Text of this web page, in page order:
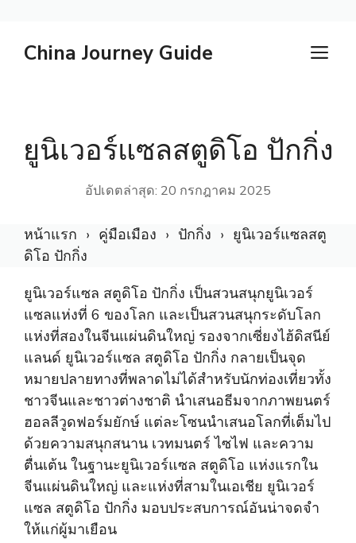
China Journey Guide เ
ยูนิเวอร์แซลสตูดิโอ ปักกิ่ง
อัปเดตล่าสุด: 20 กรกฎาคม 2025
หน้าแรก คู่มือเมือง ปักกิ่ง
ยูนิเวอร์แซลสตู
ดิโอ ปักกิ่ง
ยูนิเวอร์แซล สตูดิโอ ปักกิ่ง เป็นสวนสนุกยูนิเวอร์
แซลแห่งที่ 6 ของโลก และเป็นสวนสนุกระดับโลก
แห่งที่สองในจีนแผ่นดินใหญ่ รองจากเซี่ยงไฮ้ดิสนีย์
แลนด์ ยูนิเวอร์แซล สตูดิโอ ปักกิ่ง กลายเป็นจุด
หมายปลายทางที่พลาดไม่ได้สำหรับนักท่องเที่ยวทั้ง
ชาวจีนและชาวต่างชาติ นำเสนอธีมจากภาพยนตร์
ฮอลลีวูดฟอร์มยักษ์ แต่ละโซนนำเสนอโลกที่เต็มไป
ด้วยความสนุกสนาน เวทมนตร์ ไซไฟ และความ
ตื่นเต้น ในฐานะยูนิเวอร์แซล สตูดิโอ แห่งแรกใน
จีนแผ่นดินใหญ่ และแห่งที่สามในเอเชีย ยูนิเวอร์
แซล สตูดิโอ ปักกิ่ง มอบประสบการณ์อันน่าจดจำ
ให้แก่ผู้มาเยือน